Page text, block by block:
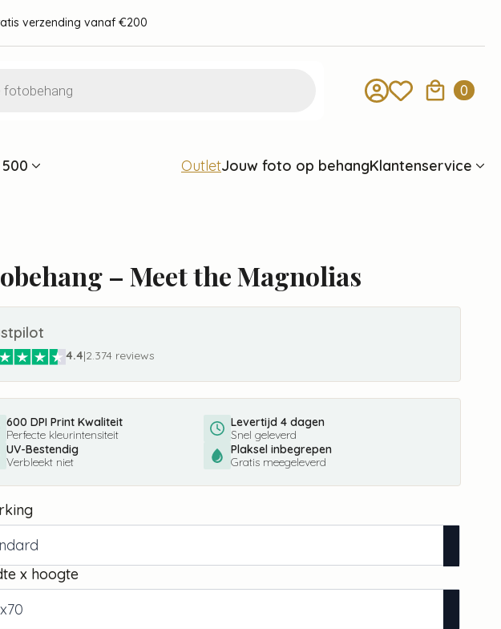
verzending vanaf €200
0
OutletJouw foto op behangKlantenservice
– Meet the Magnolias
4.4|2.374 reviews
600 DPI Print Kwaliteit
Perfecte kleurintensiteit
UV-Bestendig
Verbleekt niet
Levertijd 4 dagen
Snel geleverd
Plaksel inbegrepen
Gratis meegeleverd
x hoogte